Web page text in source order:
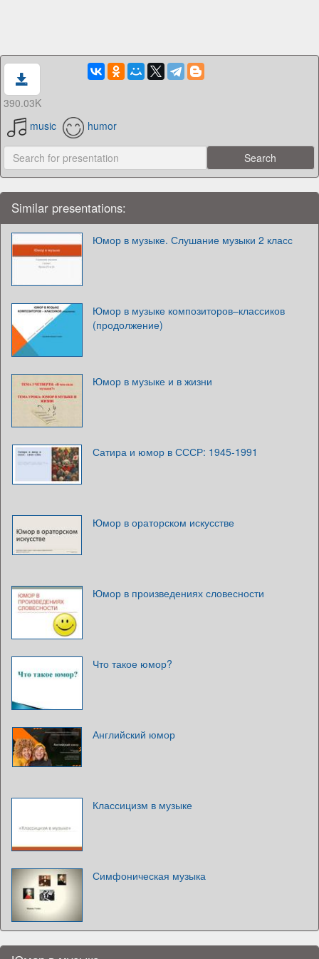
390.03K
music
humor
Similar presentations:
Юмор в музыке. Слушание музыки 2 класс
Юмор в музыке композиторов–классиков
(продолжение)
Юмор в музыке и в жизни
Сатира и юмор в СССР: 1945-1991
Юмор в ораторском искусстве
Юмор в произведениях словесности
Что такое юмор?
Английский юмор
Классицизм в музыке
Симфоническая музыка